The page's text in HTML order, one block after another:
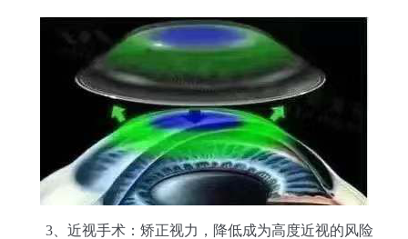
3、近视手术： 矫正视力，降低成为高度近视的风险